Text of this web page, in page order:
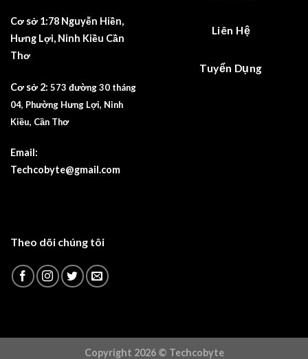
Cơ sở 1:78 Nguyễn Hiền,
Hưng Lợi, Ninh Kiều Cần
Thơ
Cơ sở 2: 573 đường 30 tháng
04, Phường Hưng Lợi, Ninh
Kiều, Cần Thơ
Email:
Techcobyte@gmail.com
Liên Hệ
Tuyển Dụng
Theo dõi chúng tôi
Copyright 2026 © Techcobyte